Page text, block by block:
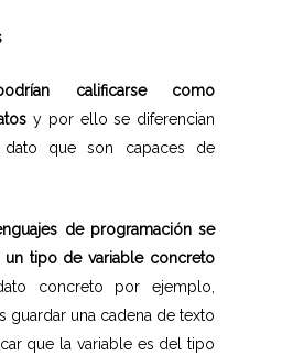
calificarse como
y por ello se diferencian
que son capaces de
de programación se
un tipo de variable concreto
concreto por ejemplo,
guardar una cadena de texto
que la variable es del tipo